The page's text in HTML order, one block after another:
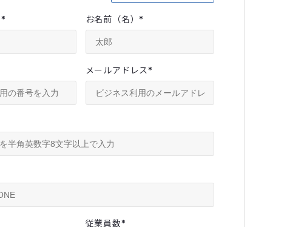
* お名前（名）*
メールアドレス*
従業員数*